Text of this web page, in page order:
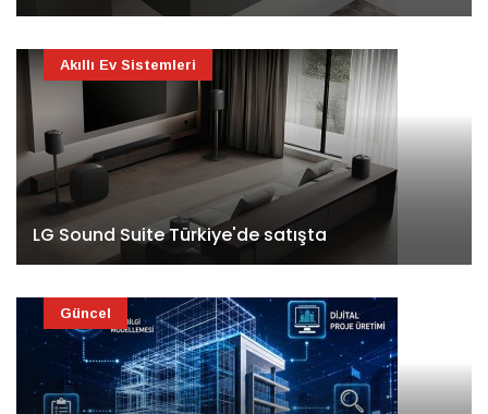
LG Sound Suite Türkiye'de satışta
Akıllı Ev Sistemleri
Güncel